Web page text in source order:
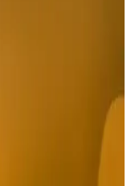
modeller ve kombin
ve kaliteli alternatifleri
Stil